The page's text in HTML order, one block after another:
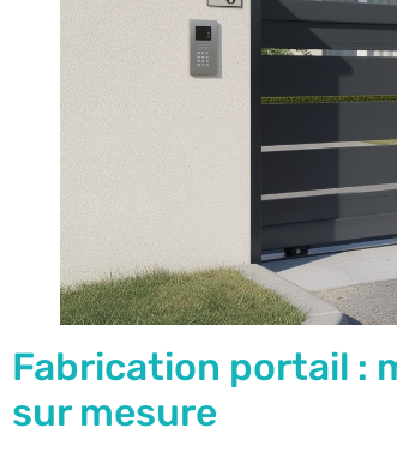
Fabrication portail :
sur mesure